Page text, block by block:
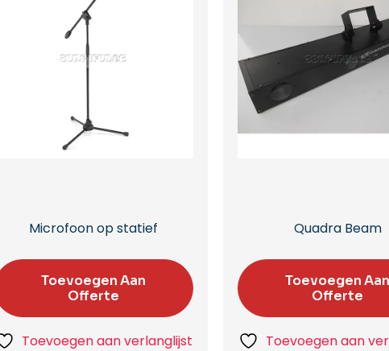
Microfoon op statief
Toevoegen Aan
Offerte
Toevoegen aan verlanglijst
Quadra Beam
Toevoegen
Offerte
Toevoegen aan